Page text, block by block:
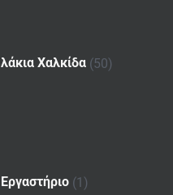
Χαλκίδα (50)
(1)